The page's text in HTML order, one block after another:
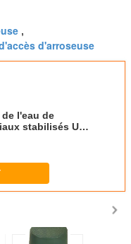
,
d'arroseuse
l'eau de
stabilisés UV